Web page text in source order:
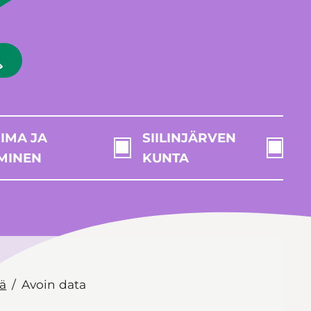
JA
SIILINJÄRVEN
KUNTA
Avoin data